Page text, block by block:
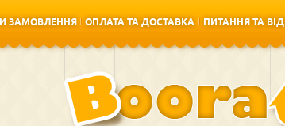
ЗАМОВЛЕННЯ
ОПЛАТА ТА ДОСТАВКА
ПИТАННЯ ТА